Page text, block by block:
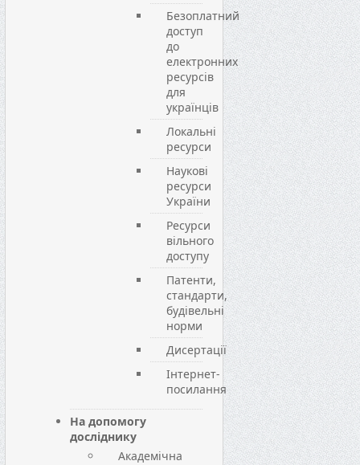
Безоплатний
доступ
до
електронних
ресурсів
для
українців
Локальні
ресурси
Наукові
ресурси
України
Ресурси
вільного
доступу
Патенти,
стандарти,
будівельні
норми
Дисертації
Інтернет-
посилання
На допомогу
досліднику
Академічна